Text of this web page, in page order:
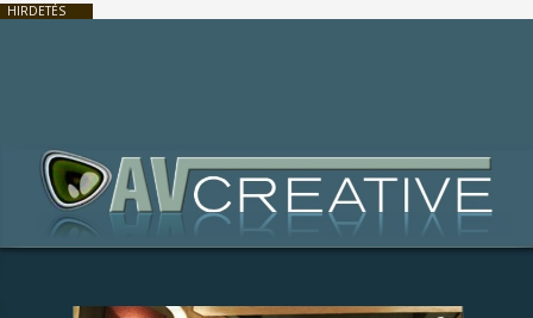
HIRDETÉS